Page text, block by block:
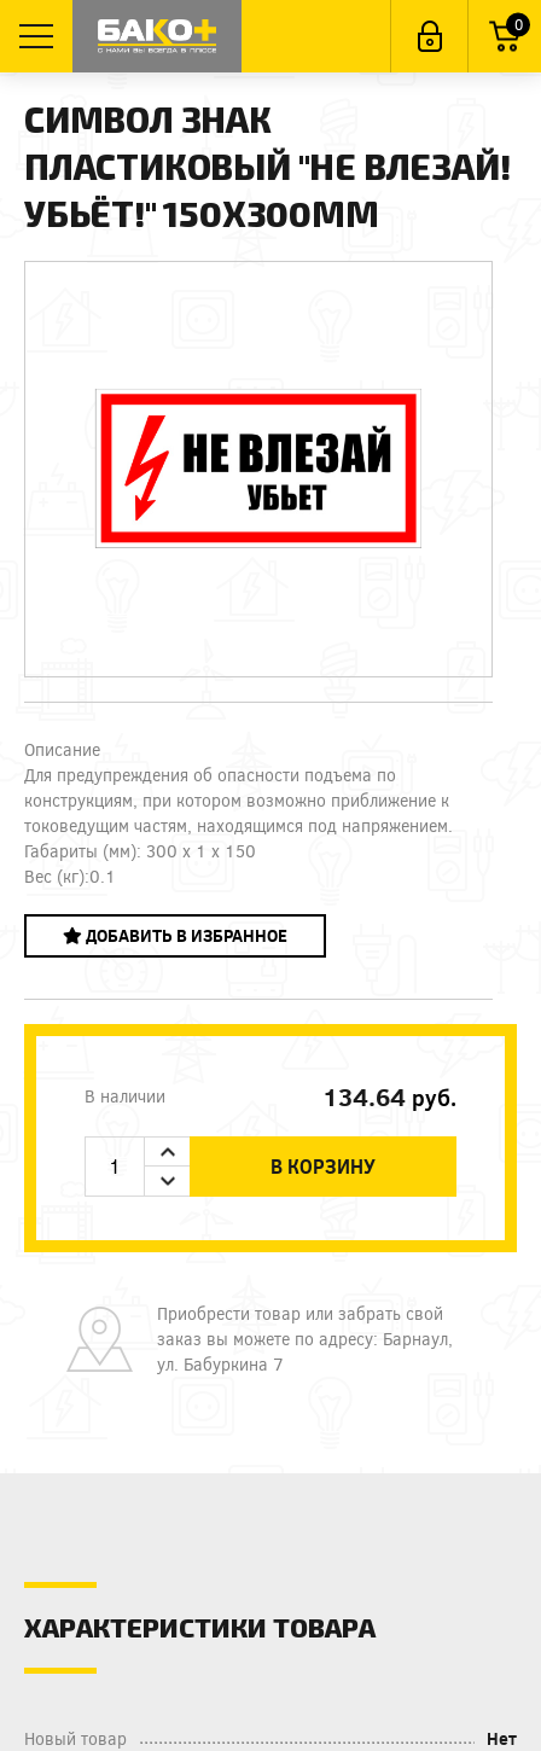
0
СИМВОЛ ЗНАК
ПЛАСТИКОВЫЙ "НЕ ВЛЕЗАЙ!
УБЬЁТ!" 150Х300ММ
Описание
Для предупреждения об опасности подъема по
конструкциям, при котором возможно приближение к
токоведущим частям, находящимся под напряжением.
Габариты (мм): 300 x 1 x 150
Вес (кг):0.1
ДОБАВИТЬ В ИЗБРАННОЕ
В наличии 134.64 руб.
В КОРЗИНУ
Приобрести товар или забрать свой
заказ вы можете по адресу: Барнаул,
ул. Бабуркина 7
ХАРАКТЕРИСТИКИ ТОВАРА
Новый товар Нет